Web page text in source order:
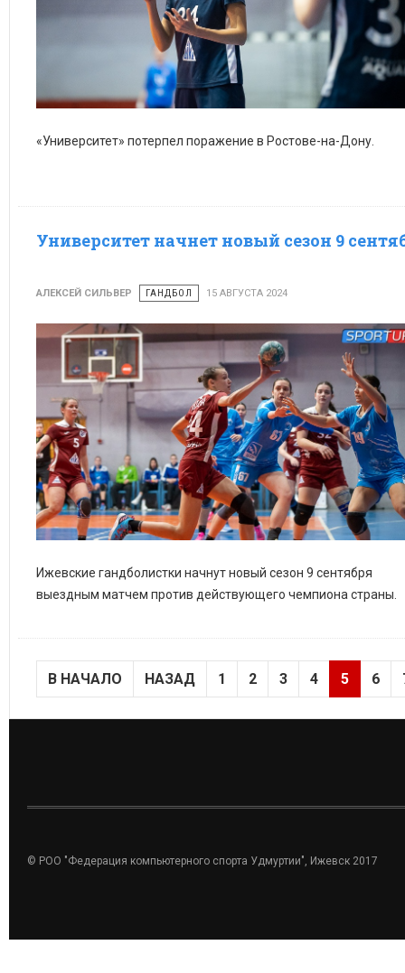
«Университет» потерпел поражение в Ростове-на-Дону.
Университет начнет новый сезон 9
АЛЕКСЕЙ СИЛЬВЕР ГАНДБОЛ 15 АВГУСТА 2024
© Яна Рафикова
Ижевские гандболистки начнут новый сезон 9 сентября
выездным матчем против действующего чемпиона страны.
В НАЧАЛО НАЗАД 1 2 3 4 5 6
© РОО "Федерация компьютерного спорта Удмуртии", Ижевск 2017